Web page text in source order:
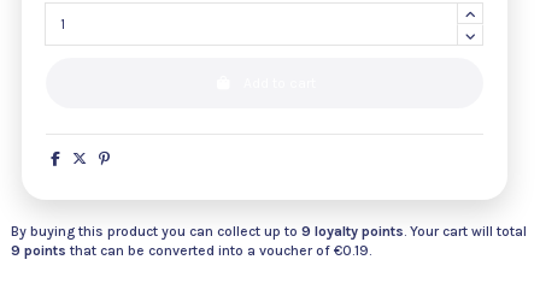
By buying this product you can collect up to 9 loyalty points. Your cart will total
9 points that can be converted into a voucher of €0.19.